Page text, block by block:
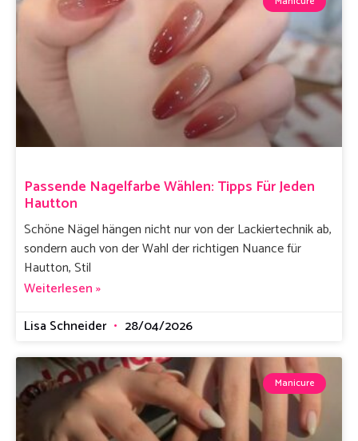
Passende Nagelfarbe Wählen: Tipps Für Jeden
Hautton
Schöne Nägel hängen nicht nur von der Lackiertechnik ab,
sondern auch von der Wahl der richtigen Nuance für
Hautton, Stil
Weiterlesen »
Lisa Schneider
28/04/2026
Manicure